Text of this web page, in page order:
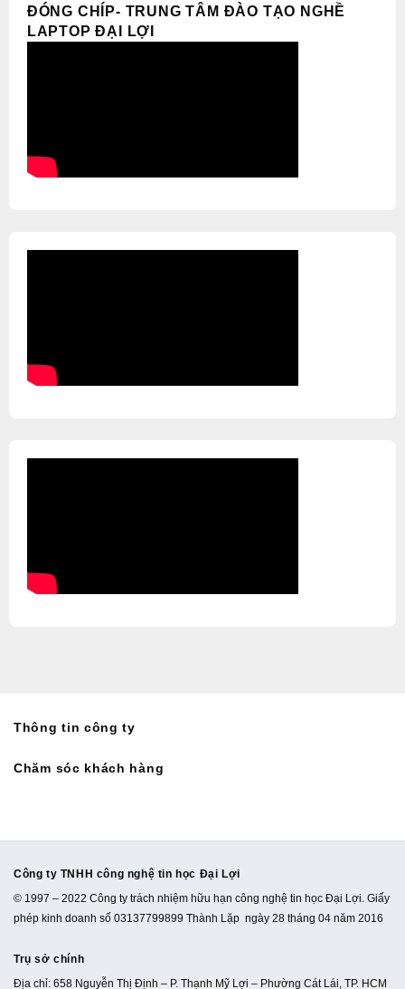
ĐÓNG CHÍP- TRUNG TÂM ĐÀO TẠO NGHỀ
LAPTOP ĐẠI LỢI
Thông tin công ty
Chăm sóc khách hàng
Công ty TNHH công nghệ tin học Đại Lợi
© 1997 – 2022 Công ty trách nhiệm hữu hạn công nghệ tin học Đại Lợi. Giấy
phép kinh doanh số 03137799899 Thành Lặp ngày 28 tháng 04 năm 2016
Trụ sở chính
Địa chỉ: 658 Nguyễn Thị Định – P. Thạnh Mỹ Lợi – Phường Cát Lái, TP. HCM